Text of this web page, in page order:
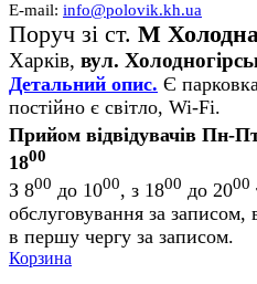
E-mail: info@polovik.kh.ua
Поруч зі ст. М
Харків, вул.
Детальний опис. Є
постійно є світло, Wi-Fi.
Прийом відвідувачів Пн-
1800
З 800 до 1000, з 1800 до 2000
обслуговування за записом,
в першу чергу за записом.
Корзина